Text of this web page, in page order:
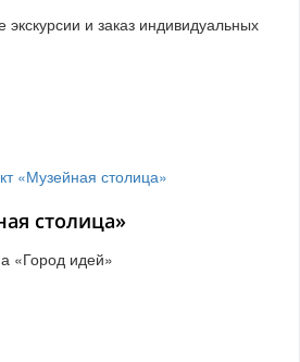
и заказ индивидуальных
столица»
«Город идей»